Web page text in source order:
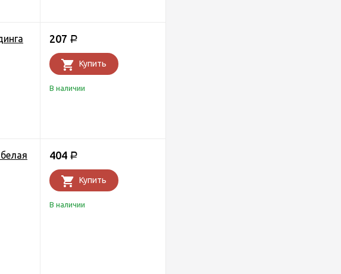
207 Р
Купить
В наличии
404 Р
Купить
В наличии